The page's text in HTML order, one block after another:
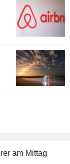
am Mittag